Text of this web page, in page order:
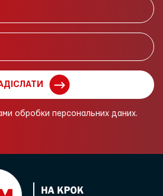
обробки персональних даних.